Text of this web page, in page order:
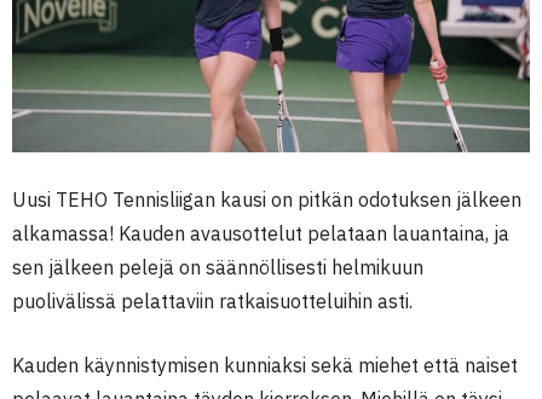
Uusi TEHO Tennisliigan kausi on pitkän odotuksen jälkeen
alkamassa! Kauden avausottelut pelataan lauantaina, ja
sen jälkeen pelejä on säännöllisesti helmikuun
puolivälissä pelattaviin ratkaisuotteluihin asti.
Kauden käynnistymisen kunniaksi sekä miehet että naiset